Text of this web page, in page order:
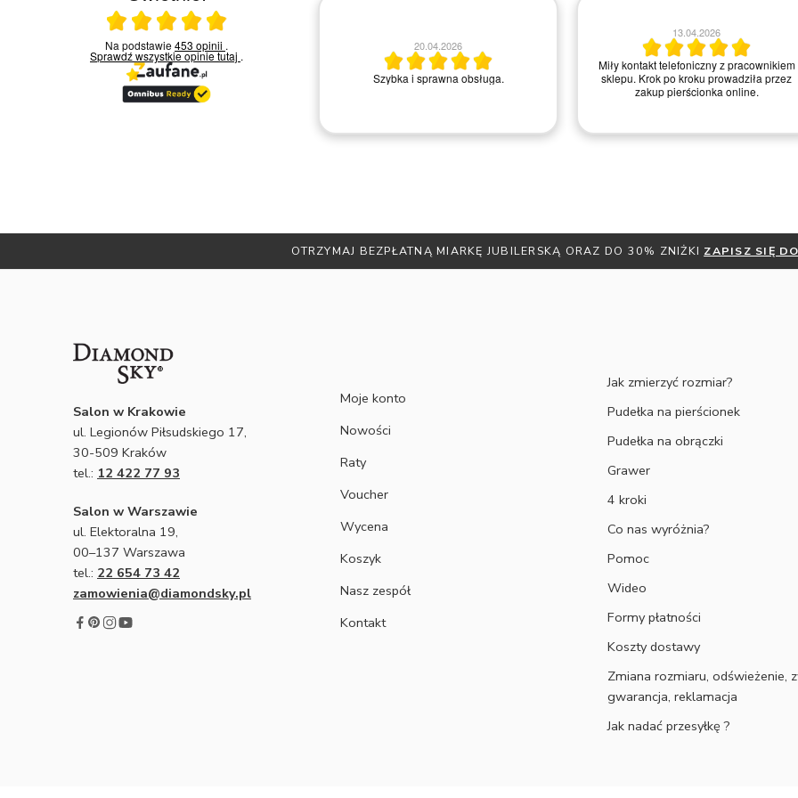
Ocena średnia 5 na 5
Na podstawie453 opinii .
Sprawdź wszystkie opinietutaj .
30.03.2026
Bardzo dobry kontakt.!!!
Bardzo miła i kompetentna obsługa.
Polecam
20.03.2026
Zakup przeszedł poztywnie
OTRZYMAJ BEZPŁATNĄ MIARKĘ JUBILERSKĄ ORAZ DO 30% ZNIŻKI ZAPISZ SIĘ
Salon w Krakowie
ul. Legionów Piłsudskiego 17,
30-509 Kraków
tel.: 12 422 77 93
Salon w Warszawie
ul. Elektoralna 19,
00–137 Warszawa
tel.: 22 654 73 42
zamowienia@diamondsky.pl
Moje konto
Nowości
Raty
Voucher
Wycena
Koszyk
Nasz zespół
Kontakt
Jak zmierzyć rozmiar?
Pudełka na pierścionek
Pudełka na obrączki
Grawer
4 kroki
Co nas wyróżnia?
Pomoc
Wideo
Formy płatności
Koszty dostawy
Zmiana rozmiaru, odświeżenie,
gwarancja, reklamacja
Jak nadać przesyłkę ?